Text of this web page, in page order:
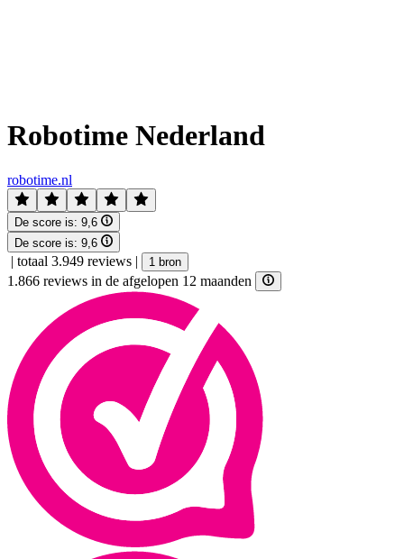
Robotime Nederland
robotime.nl
De score is: 9,6
De score is: 9,6
| totaal 3.949 reviews | 1 bron
1.866 reviews in de afgelopen 12 maanden